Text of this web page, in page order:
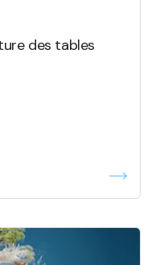
des tables